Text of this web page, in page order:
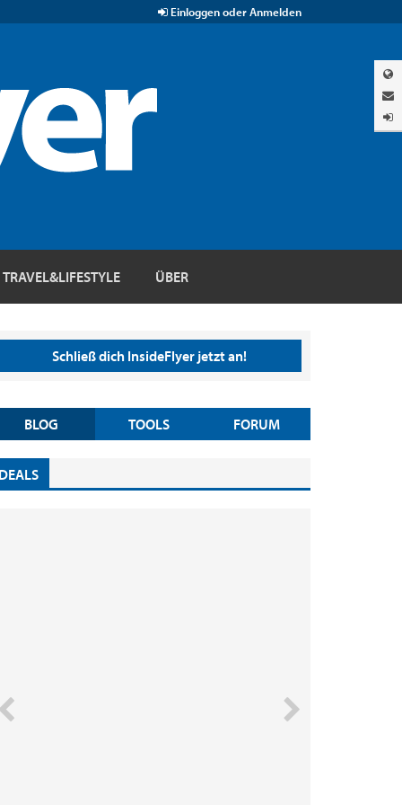
Einloggen oder Anmelden
TRAVEL&LIFESTYLE ÜBER
Schließ dich InsideFlyer jetzt an!
BLOG TOOLS FORUM
DEALS